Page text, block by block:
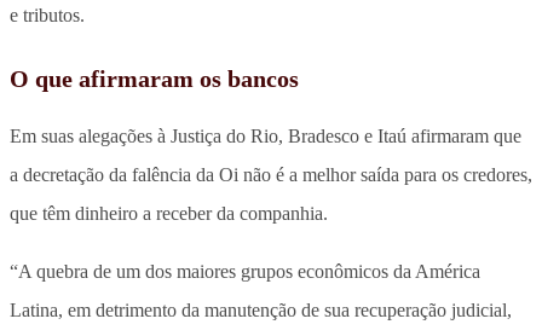
e tributos.
O que afirmaram os bancos
Em suas alegações à Justiça do Rio, Bradesco e Itaú afirmaram que
a decretação da falência da Oi não é a melhor saída para os credores,
que têm dinheiro a receber da companhia.
“A quebra de um dos maiores grupos econômicos da América
Latina, em detrimento da manutenção de sua recuperação judicial,